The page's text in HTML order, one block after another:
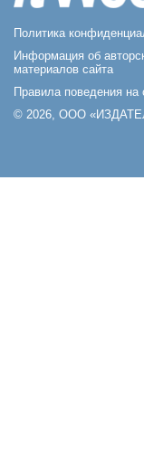
Политика
Информация об
материалов сайта
Правила поведения на
© 2026, ООО